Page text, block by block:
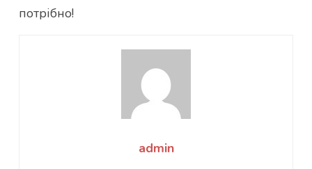
потрібно!
admin